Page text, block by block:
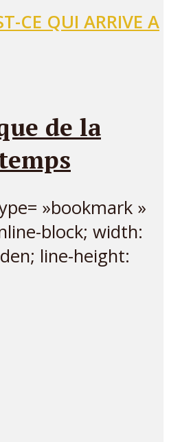
CE QUI ARRIVE A
de la
»bookmark »
block; width:
line-height: